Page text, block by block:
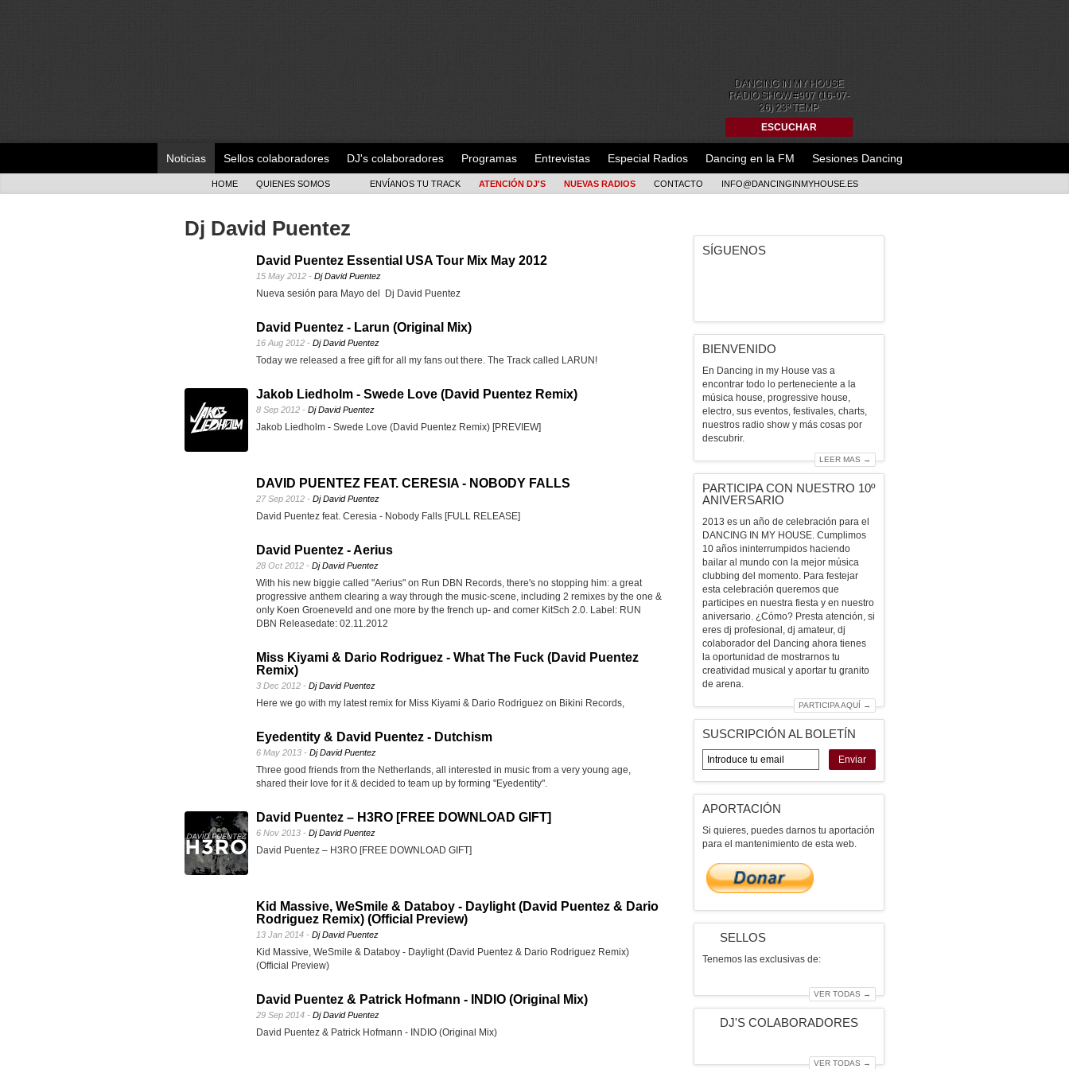
DANCING IN MY HOUSE
RADIO SHOW #907 (16-07-
26) 23ª TEMP.
ESCUCHAR
Noticias Sellos colaboradores DJ's colaboradores Programas Entrevistas Especial Radios Dancing en la FM Sesiones Dancing
HOME QUIENES SOMOS ENVÍANOS TU TRACK ATENCIÓN DJ'S NUEVAS RADIOS CONTACTO INFO@DANCINGINMYHOUSE.ES
Dj David Puentez
David Puentez Essential USA Tour Mix May 2012
15 May 2012 - Dj David Puentez
Nueva sesión para Mayo del Dj David Puentez
David Puentez - Larun (Original Mix)
16 Aug 2012 - Dj David Puentez
Today we released a free gift for all my fans out there. The Track called LARUN!
Jakob Liedholm - Swede Love (David Puentez Remix)
8 Sep 2012 - Dj David Puentez
Jakob Liedholm - Swede Love (David Puentez Remix) [PREVIEW]
DAVID PUENTEZ FEAT. CERESIA - NOBODY FALLS
27 Sep 2012 - Dj David Puentez
David Puentez feat. Ceresia - Nobody Falls [FULL RELEASE]
David Puentez - Aerius
28 Oct 2012 - Dj David Puentez
With his new biggie called "Aerius" on Run DBN Records, there's no stopping him: a great
progressive anthem clearing a way through the music-scene, including 2 remixes by the one &
only Koen Groeneveld and one more by the french up- and comer KitSch 2.0. Label: RUN
DBN Releasedate: 02.11.2012
Miss Kiyami & Dario Rodriguez - What The Fuck (David Puentez
Remix)
3 Dec 2012 - Dj David Puentez
Here we go with my latest remix for Miss Kiyami & Dario Rodriguez on Bikini Records,
Eyedentity & David Puentez - Dutchism
6 May 2013 - Dj David Puentez
Three good friends from the Netherlands, all interested in music from a very young age,
shared their love for it & decided to team up by forming "Eyedentity".
David Puentez – H3RO [FREE DOWNLOAD GIFT]
6 Nov 2013 - Dj David Puentez
David Puentez – H3RO [FREE DOWNLOAD GIFT]
Kid Massive, WeSmile & Databoy - Daylight (David Puentez & Dario
Rodriguez Remix) (Official Preview)
13 Jan 2014 - Dj David Puentez
Kid Massive, WeSmile & Databoy - Daylight (David Puentez & Dario Rodriguez Remix)
(Official Preview)
David Puentez & Patrick Hofmann - INDIO (Original Mix)
29 Sep 2014 - Dj David Puentez
David Puentez & Patrick Hofmann - INDIO (Original Mix)
SÍGUENOS
BIENVENIDO
En Dancing in my House vas a
encontrar todo lo perteneciente a la
música house, progressive house,
electro, sus eventos, festivales, charts,
nuestros radio show y más cosas por
descubrir.
LEER MAS →
PARTICIPA CON NUESTRO 10º
ANIVERSARIO
2013 es un año de celebración para el
DANCING IN MY HOUSE. Cumplimos
10 años ininterrumpidos haciendo
bailar al mundo con la mejor música
clubbing del momento. Para festejar
esta celebración queremos que
participes en nuestra fiesta y en nuestro
aniversario. ¿Cómo? Presta atención, si
eres dj profesional, dj amateur, dj
colaborador del Dancing ahora tienes
la oportunidad de mostrarnos tu
creatividad musical y aportar tu granito
de arena.
PARTICIPA AQUÍ →
SUSCRIPCIÓN AL BOLETÍN
Enviar
APORTACIÓN
Si quieres, puedes darnos tu aportación
para el mantenimiento de esta web.
SELLOS
Tenemos las exclusivas de:
VER TODAS →
DJ'S COLABORADORES
VER TODAS →